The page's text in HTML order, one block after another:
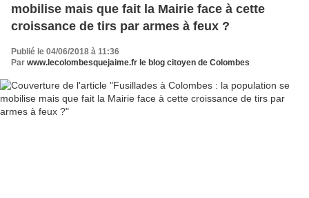
mobilise mais que fait la Mairie face à cette
croissance de tirs par armes à feux ?
Publié le 04/06/2018 à 11:36
Par www.lecolombesquejaime.fr le blog citoyen de Colombes